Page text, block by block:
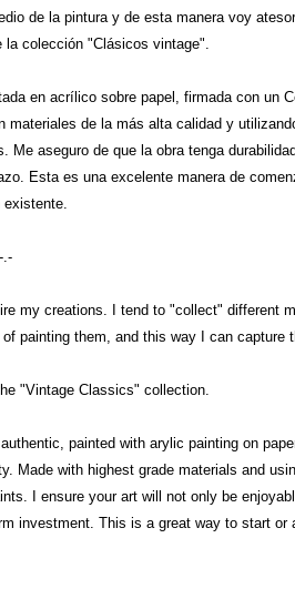
de la pintura y de esta manera voy
la colección "Clásicos vintage".
en acrílico sobre papel, firmada con un
materiales de la más alta calidad y
Me aseguro de que la obra tenga
Esta es una excelente manera de
existente.
.-
my creations. I tend to "collect" different
painting them, and this way I can capture
"Vintage Classics" collection.
painted with arylic painting on
Made with highest grade materials and
I ensure your art will not only be
investment. This is a great way to start or